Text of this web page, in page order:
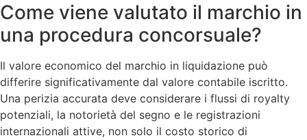
Come viene valutato il marchio in
una procedura concorsuale?
Il valore economico del marchio in liquidazione può
differire significativamente dal valore contabile iscritto.
Una perizia accurata deve considerare i flussi di royalty
potenziali, la notorietà del segno e le registrazioni
internazionali attive, non solo il costo storico di